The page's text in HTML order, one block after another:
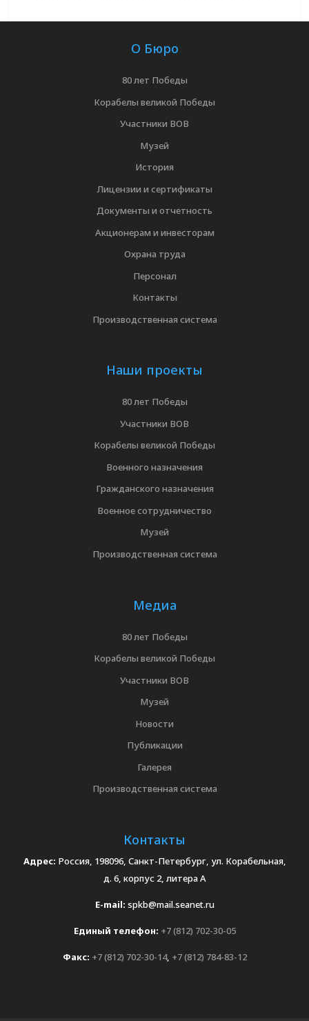
О Бюро
80 лет Победы
Корабелы великой Победы
Участники ВОВ
Музей
История
Лицензии и сертификаты
Документы и отчетность
Акционерам и инвесторам
Охрана труда
Персонал
Контакты
Производственная система
Наши проекты
80 лет Победы
Участники ВОВ
Корабелы великой Победы
Военного назначения
Гражданского назначения
Военное сотрудничество
Музей
Производственная система
Медиа
80 лет Победы
Корабелы великой Победы
Участники ВОВ
Музей
Новости
Публикации
Галерея
Производственная система
Контакты
Адрес: Россия, 198096, Санкт-Петербург, ул. Корабельная,
д. 6, корпус 2, литера А
E-mail: spkb@mail.seanet.ru
Единый телефон: +7 (812) 702-30-05
Факс: +7 (812) 702-30-14, +7 (812) 784-83-12